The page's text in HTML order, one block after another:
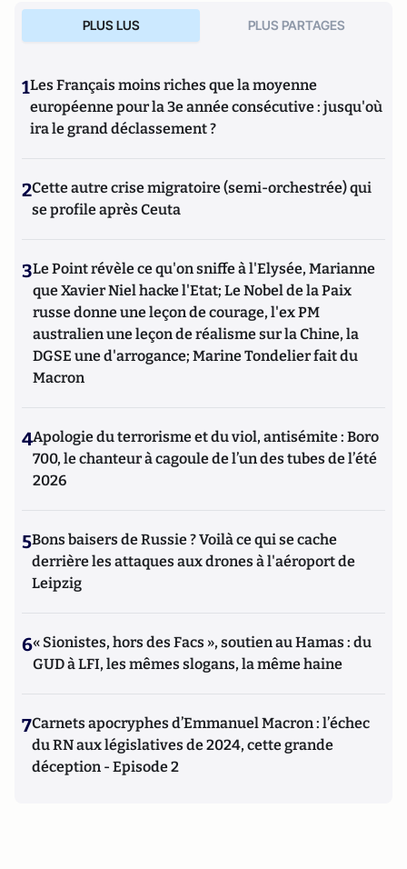
PLUS LUS PLUS PARTAGES
1Les Français moins riches que la moyenne
européenne pour la 3e année consécutive : jusqu'où
ira le grand déclassement ?
2Cette autre crise migratoire (semi-orchestrée) qui
se profile après Ceuta
3Le Point révèle ce qu'on sniffe à l'Elysée, Marianne
que Xavier Niel hacke l'Etat; Le Nobel de la Paix
russe donne une leçon de courage, l'ex PM
australien une leçon de réalisme sur la Chine, la
DGSE une d'arrogance; Marine Tondelier fait du
Macron
4Apologie du terrorisme et du viol, antisémite : Boro
700, le chanteur à cagoule de l’un des tubes de l’été
2026
5Bons baisers de Russie ? Voilà ce qui se cache
derrière les attaques aux drones à l'aéroport de
Leipzig
6« Sionistes, hors des Facs », soutien au Hamas : du
GUD à LFI, les mêmes slogans, la même haine
7Carnets apocryphes d’Emmanuel Macron : l’échec
du RN aux législatives de 2024, cette grande
déception - Episode 2